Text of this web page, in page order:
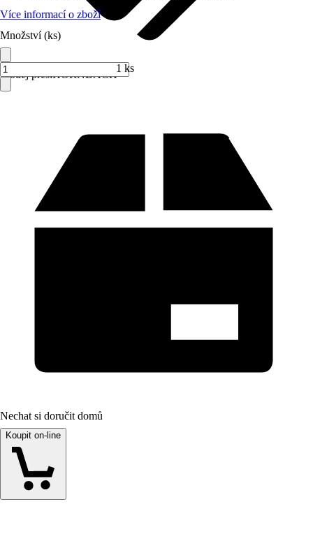
Prodej přes:HORNBACH
Více informací o zboží
Množství (ks)
1 ks
Nechat si doručit domů
Koupit on-line